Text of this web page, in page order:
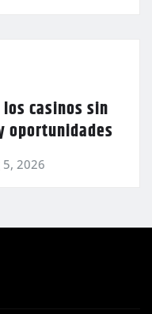
casinos sin
oportunidades
5, 2026